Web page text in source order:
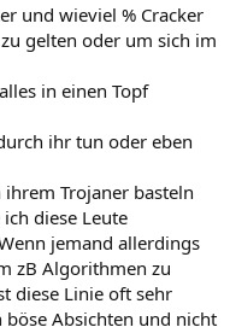
und wieviel % Cracker
gelten oder um sich im
in einen Topf
ihr tun oder eben
Trojaner basteln
diese Leute
jemand allerdings
zB Algorithmen zu
diese Linie oft sehr
Absichten und nicht